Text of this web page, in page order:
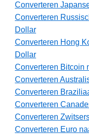
Converteren
Converteren
Dollar
Converteren Hong
Dollar
Converteren Bitcoin
Converteren
Converteren
Converteren
Converteren
Converteren Euro